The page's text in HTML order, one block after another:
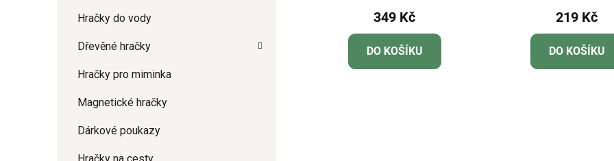
Hračky do vody
Dřevěné hračky
Hračky pro miminka
Magnetické hračky
Dárkové poukazy
Hračky na cesty
349 Kč
DO KOŠÍKU
219 Kč
DO KOŠÍKU